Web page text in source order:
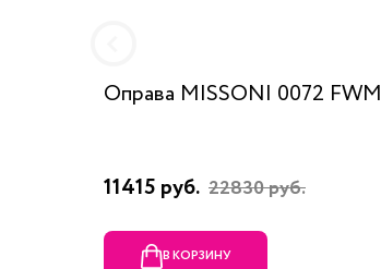
Оправа MISSONI 0072 FWM
11415 руб. 22830 руб.
В КОРЗИНУ